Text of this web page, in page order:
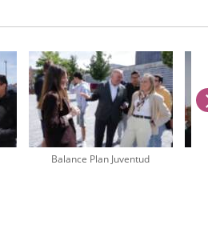
Balance Plan Juventud